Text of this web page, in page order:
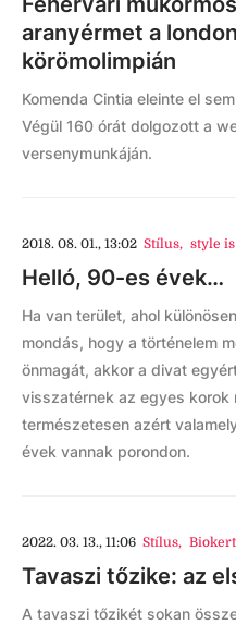
aranyérmet a
körömolimpián
Komenda Cintia eleinte el
Végül 160 órát dolgozott a
versenymunkáján.
2018. 08. 01., 13:02 Stílus, style
Helló, 90-es évek…
Ha van terület, ahol
mondás, hogy a történelem
önmagát, akkor a divat
visszatérnek az egyes korok
természetesen azért
évek vannak porondon.
2022. 03. 13., 11:06 Stílus,
Tavaszi tőzike: az
A tavaszi tőzikét sokan